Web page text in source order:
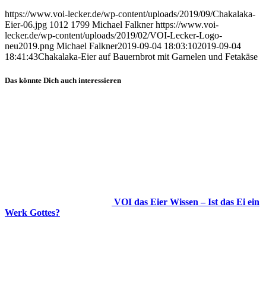
https://www.voi-lecker.de/wp-content/uploads/2019/09/Chakalaka-
Eier-06.jpg 1012 1799 Michael Falkner https://www.voi-
lecker.de/wp-content/uploads/2019/02/VOI-Lecker-Logo-
neu2019.png Michael Falkner2019-09-04 18:03:102019-09-04
18:41:43Chakalaka-Eier auf Bauernbrot mit Garnelen und Fetakäse
Das könnte Dich auch interessieren
VOI das Eier Wissen – Ist das Ei ein
Werk Gottes?